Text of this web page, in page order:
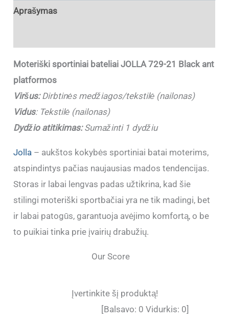
Aprašymas
Moteriški sportiniai bateliai JOLLA 729-21 Black ant
platformos
Viršus:Dirbtinės medžiagos/tekstilė (nailonas)
Vidus: Tekstilė (nailonas)
Dydžio atitikimas:Sumažinti 1 dydžiu
Jolla – aukštos kokybės sportiniai batai moterims,
atspindintys pačias naujausias mados tendencijas.
Storas ir labai lengvas padas užtikrina, kad šie
stilingi moteriški sportbačiai yra ne tik madingi, bet
ir labai patogūs, garantuoja avėjimo komfortą, o be
to puikiai tinka prie įvairių drabužių.
Our Score
Įvertinkite šį produktą!
[Balsavo: 0 Vidurkis: 0]